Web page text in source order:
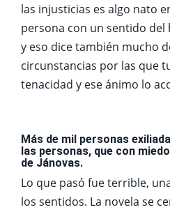
las injusticias es algo nato
persona con un sentido
y eso dice también mucho
circunstancias por las que
tenacidad y ese ánimo lo
Más de mil personas
las personas, que con
de Jánovas.
Lo que pasó fue terrible,
los sentidos. La novela se